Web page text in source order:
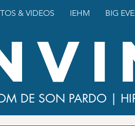
& VIDEOS IEHM BIG
DE SON PARDO |